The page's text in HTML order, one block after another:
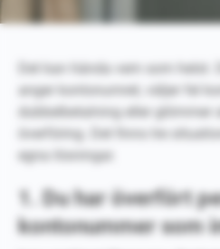
Det kan hända vem som
anger kontonumret, väljer fel
dubbelbetalning eller glömmer
överföring. Det finns tre
egna lösningar.
1. Du har överfört
kontonummer som